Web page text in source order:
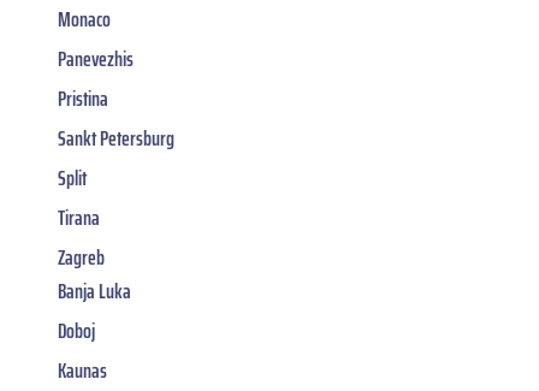
Monaco
Panevezhis
Pristina
Sankt Petersburg
Split
Tirana
Zagreb
Banja Luka
Doboj
Kaunas